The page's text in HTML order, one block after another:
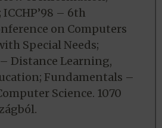
– 6th
on Computers
Special Needs;
Distance Learning,
Fundamentals –
Science. 1070